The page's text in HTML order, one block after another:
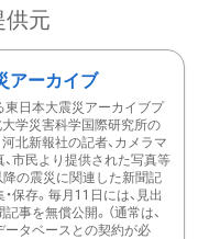
供元
アーカイブ
東日本大震災アーカイブプ
大学災害科学国際研究所の
北新報社の記者、カメラマ
市民より提供された写真等
降の震災に関連した新聞記
保存。毎月11日には、見出
事を無償公開。（通常は、
ータベースとの契約が必